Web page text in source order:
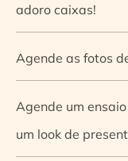
adoro caixas!
Agende as fotos
Agende um
um look de